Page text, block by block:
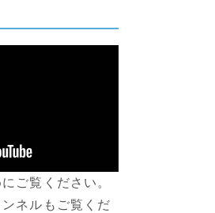
ご覧ください。
ネルもご覧くだ